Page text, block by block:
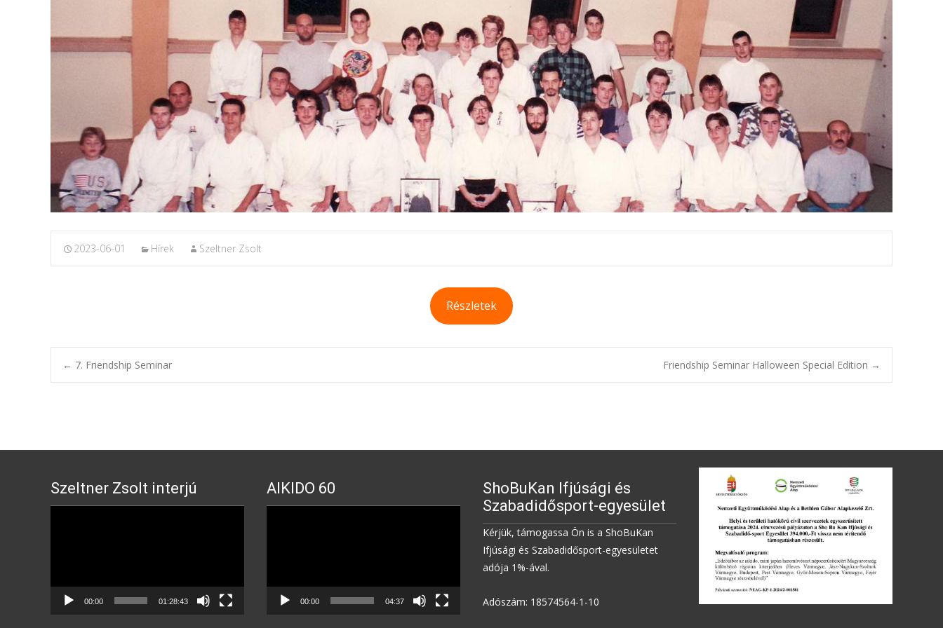
2023-06-01 Hírek Szeltner Zsolt
Részletek
Post
← 7. Friendship Seminar Friendship Seminar Halloween Special Edition →
Szeltner Zsolt interjú
00:00 01:28:43
AIKIDO 60
00:00 04:37
ShoBuKan Ifjúsági és
Szabadidősport-egyesület
Kérjük, támogassa Ön is a ShoBuKan
Ifjúsági és Szabadidősport-egyesületet
adója 1%-ával.
Adószám: 18574564-1-10